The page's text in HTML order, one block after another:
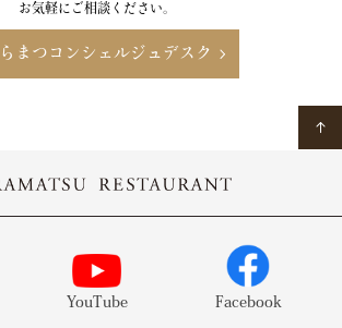
お気軽にご相談ください。
まつコンシェルジュデスク
YouTube Facebook